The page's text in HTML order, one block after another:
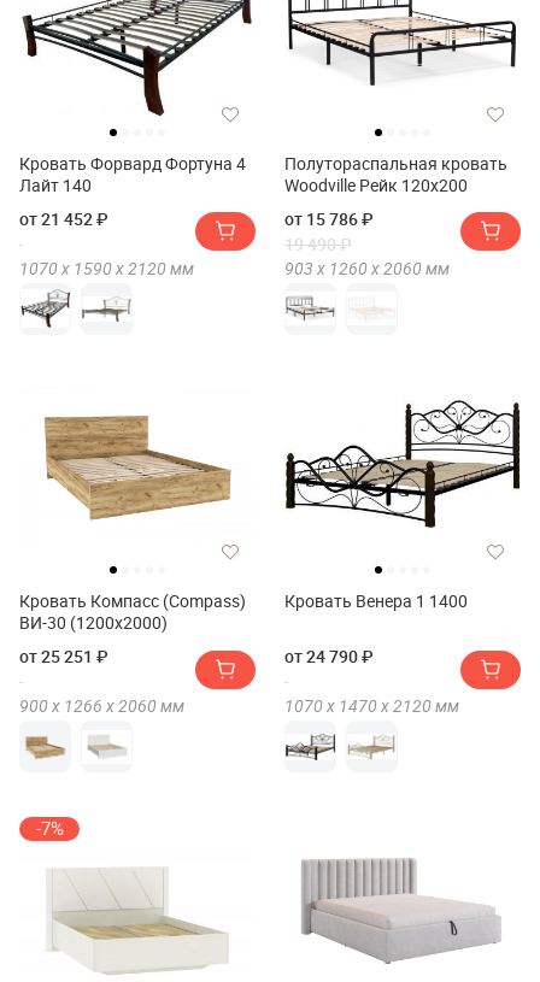
Кровать Форвард Фортуна 4
Лайт 140
от 21 452 ₽
1070 х 1590 х 2120 мм
Полутораспальная кровать
Woodville Рейк 120х200
от 15 786 ₽
19 490 ₽
903 х 1260 х 2060 мм
Кровать Компасс (Compass)
ВИ-30 (1200x2000)
от 25 251 ₽
900 х 1266 х2060 мм
Кровать Венера 1 1400
от 24 790 ₽
1070 х 1470 х2120 мм
-7%